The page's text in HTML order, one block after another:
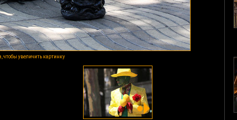
чтобы увеличить картинку